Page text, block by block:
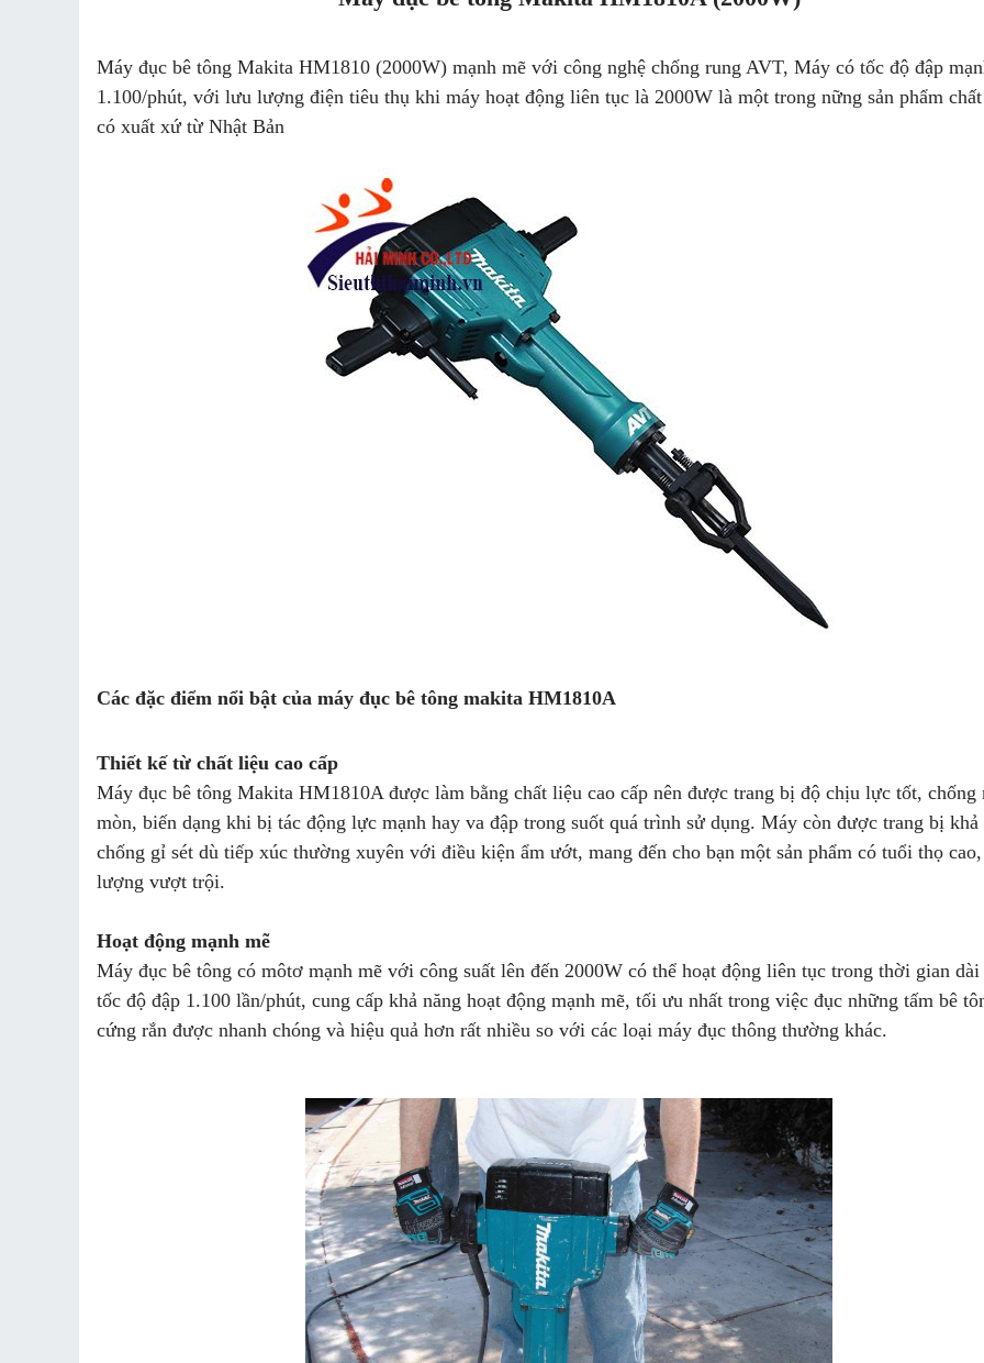
Máy đục bê tông Makita HM1810 (2000W) mạnh mẽ với công nghệ chống rung AVT, Máy có tốc độ đập
1.100/phút, với lưu lượng điện tiêu thụ khi máy hoạt động liên tục là 2000W là một trong nững sản phẩm
có xuất xứ từ Nhật Bản
Các đặc điểm nổi bật của máy đục bê tông makita HM1810A
Thiết kế từ chất liệu cao cấp
Máy đục bê tông Makita HM1810A được làm bằng chất liệu cao cấp nên được trang bị độ chịu lực tốt, chống
mòn, biến dạng khi bị tác động lực mạnh hay va đập trong suốt quá trình sử dụng. Máy còn được trang bị khả
chống gỉ sét dù tiếp xúc thường xuyên với điều kiện ẩm ướt, mang đến cho bạn một sản phẩm có tuổi thọ
lượng vượt trội.
Hoạt động mạnh mẽ
Máy đục bê tông có môtơ mạnh mẽ với công suất lên đến 2000W có thể hoạt động liên tục trong thời gian dài
tốc độ đập 1.100 lần/phút, cung cấp khả năng hoạt động mạnh mẽ, tối ưu nhất trong việc đục những tấm bê
cứng rắn được nhanh chóng và hiệu quả hơn rất nhiều so với các loại máy đục thông thường khác.